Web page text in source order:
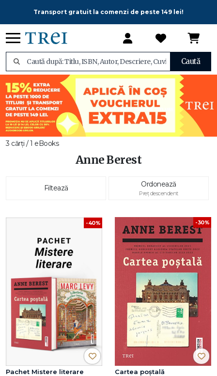
Transport gratuit la comenzi de peste 149 lei!
Caută
3 cărți / 1 eBooks
Anne Berest
Filtează Ordonează
Preț descendent
-40%
Pachet Mistere literare
-30%
Cartea poștală